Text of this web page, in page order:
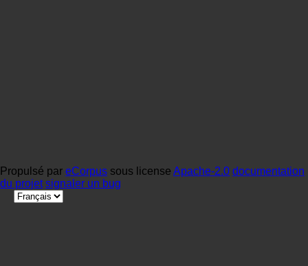
Propulsé par eCorpus sous license Apache-2.0 documentation
du projet signaler un bug